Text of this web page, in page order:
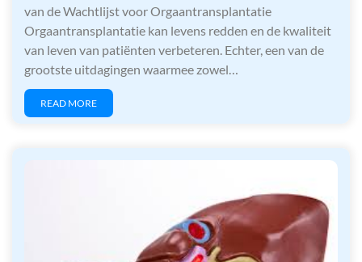
van de Wachtlijst voor Orgaantransplantatie
Orgaantransplantatie kan levens redden en de kwaliteit
van leven van patiënten verbeteren. Echter, een van de
grootste uitdagingen waarmee zowel…
READ MORE